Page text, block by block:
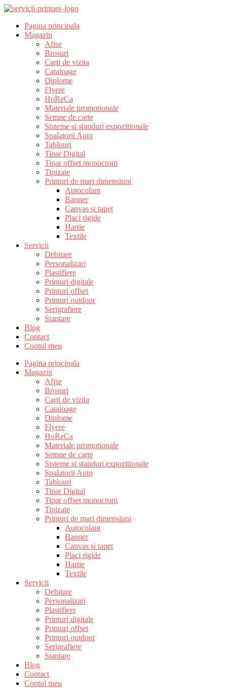
Pagina principala
Magazin
Afise
Brosuri
Carti de vizita
Cataloage
Diplome
Flyere
HoReCa
Materiale promotionale
Semne de carte
Sisteme si standuri expozitionale
Spalatorii Auto
Tablouri
Tipar Digital
Tipar offset monocrom
Tipizate
Printuri de mari dimensiuni
Autocolant
Banner
Canvas si tapet
Placi rigide
Hartie
Textile
Servicii
Debitare
Personalizari
Plastifiere
Printuri digitale
Printuri offset
Printuri outdoor
Serigrafiere
Stantare
Blog
Contact
Contul meu
Pagina principala
Magazin
Afise
Brosuri
Carti de vizita
Cataloage
Diplome
Flyere
HoReCa
Materiale promotionale
Semne de carte
Sisteme si standuri expozitionale
Spalatorii Auto
Tablouri
Tipar Digital
Tipar offset monocrom
Tipizate
Printuri de mari dimensiuni
Autocolant
Banner
Canvas si tapet
Placi rigide
Hartie
Textile
Servicii
Debitare
Personalizari
Plastifiere
Printuri digitale
Printuri offset
Printuri outdoor
Serigrafiere
Stantare
Blog
Contact
Contul meu